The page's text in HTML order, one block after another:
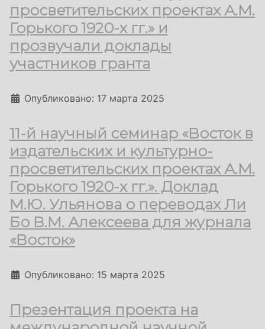
просветительских проектах А.М.
Горького 1920-х гг.» и
прозвучали доклады
участников гранта
Информация о материале
Опубликовано: 17 марта 2025
11-й научный семинар «Восток в
издательских и культурно-
просветительских проектах А.М.
Горького 1920-х гг.». Доклад
М.Ю. Ульянова о переводах Ли
Бо В.М. Алексеева для журнала
«Восток»
Информация о материале
Опубликовано: 15 марта 2025
Презентация проекта на